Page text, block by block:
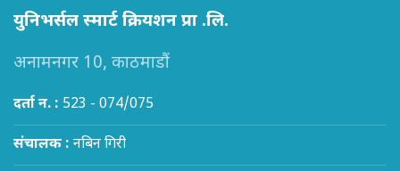
युनिभर्सल स्मार्ट क्रियशन प्रा .लि.
अनामनगर 10, काठमाडौं
दर्ता न. : 523 - 074/075
संचालक : नबिन गिरी